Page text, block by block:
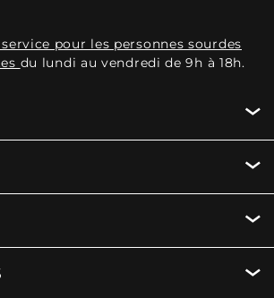
pour les personnes sourdes
du lundi au vendredi de 9h à 18h.